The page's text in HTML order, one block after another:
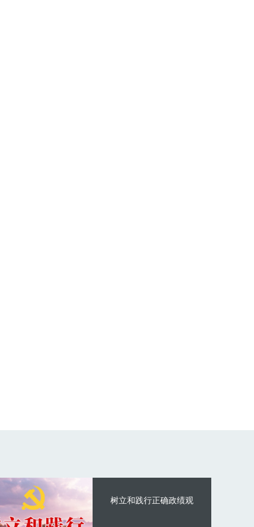
树立和践行正确政绩观